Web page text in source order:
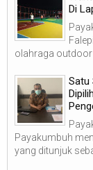
Di
olahraga outdoor
Satu
Payakumbuh
yang ditunjuk